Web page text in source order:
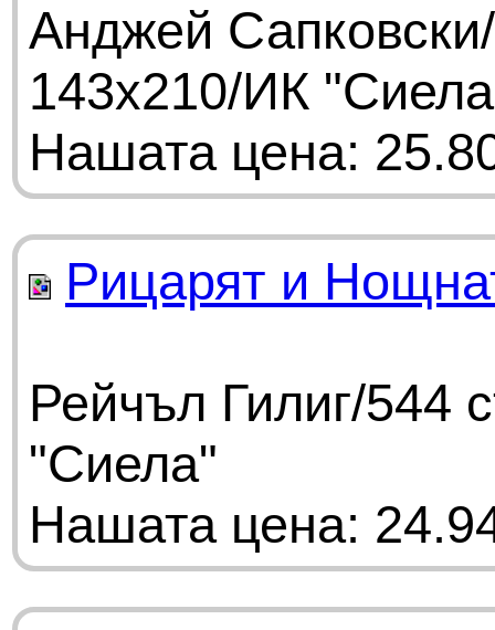
Анджей
143x210/ИК
Нашата цена:
Рицарят и
Рейчъл Гилиг/544
"Сиела"
Нашата цена: